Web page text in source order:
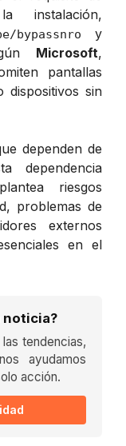
instalación,
bypassnro y
Microsoft,
pantallas
dispositivos sin
dependen de
dependencia
riesgos
problemas de
externos
en el
noticia?
tendencias,
ayudamos
acción.